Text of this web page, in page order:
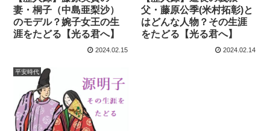
妻・桐子（中島亜梨沙）
のモデル？婉子女王の生
涯をたどる【光る君へ】
2024.02.15
父・藤原公季(米村拓彰)と
はどんな人物？その生涯
をたどる【光る君へ】
2024.02.14
平安時代